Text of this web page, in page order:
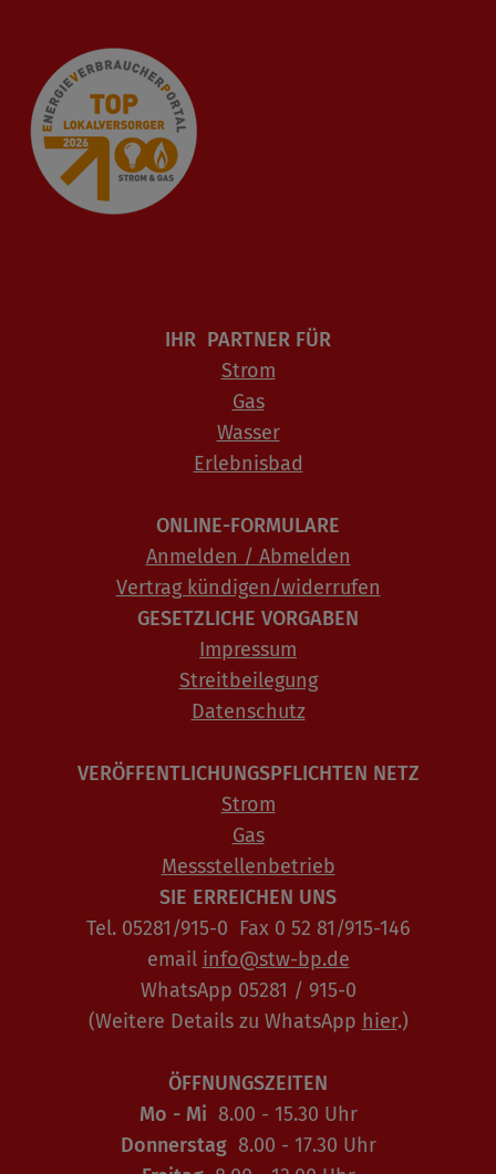
IHR PARTNER FÜR
Strom
Gas
Wasser
Erlebnisbad
ONLINE-FORMULARE
Anmelden / Abmelden
Vertrag kündigen/widerrufen
GESETZLICHE VORGABEN
Impressum
Streitbeilegung
Datenschutz
VERÖFFENTLICHUNGSPFLICHTEN NETZ
Strom
Gas
Messstellenbetrieb
SIE ERREICHEN UNS
Tel. 05281/915-0 Fax 0 52 81/915-146
email info@stw-bp.de
WhatsApp 05281 / 915-0
(Weitere Details zu WhatsApp hier.)
ÖFFNUNGSZEITEN
Mo - Mi 8.00 - 15.30 Uhr
Donnerstag8.00 - 17.30 Uhr